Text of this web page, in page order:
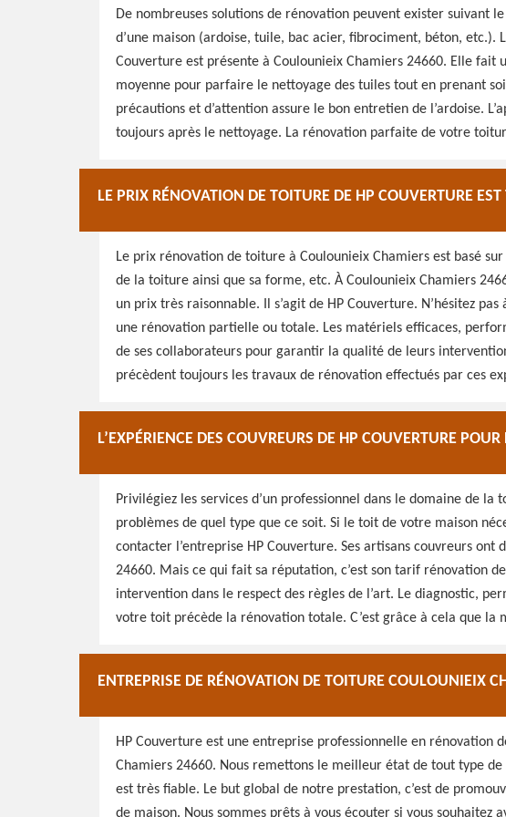
De nombreuses solutions de rénovation peuvent exister suivant
d’une maison (ardoise, tuile, bac acier, fibrociment, béton, etc.).
Couverture est présente à Coulounieix Chamiers 24660. Elle fait
moyenne pour parfaire le nettoyage des tuiles tout en prenant
précautions et d’attention assure le bon entretien de l’ardoise.
toujours après le nettoyage. La rénovation parfaite de votre
LE PRIX RÉNOVATION DE TOITURE DE HP COUVERTURE
Le prix rénovation de toiture à Coulounieix Chamiers est basé
de la toiture ainsi que sa forme, etc. À Coulounieix Chamiers
un prix très raisonnable. Il s’agit de HP Couverture. N’hésitez
une rénovation partielle ou totale. Les matériels efficaces,
de ses collaborateurs pour garantir la qualité de leurs
précèdent toujours les travaux de rénovation effectués par ces
L’EXPÉRIENCE DES COUVREURS DE HP COUVERTURE
Privilégiez les services d’un professionnel dans le domaine de la
problèmes de quel type que ce soit. Si le toit de votre maison
contacter l’entreprise HP Couverture. Ses artisans couvreurs ont
24660. Mais ce qui fait sa réputation, c’est son tarif rénovation
intervention dans le respect des règles de l’art. Le diagnostic,
votre toit précède la rénovation totale. C’est grâce à cela que la
ENTREPRISE DE RÉNOVATION DE TOITURE COULOUNIEIX
HP Couverture est une entreprise professionnelle en rénovation
Chamiers 24660. Nous remettons le meilleur état de tout type
est très fiable. Le but global de notre prestation, c’est de
de maison. Nous sommes prêts à vous écouter si vous souhaitez